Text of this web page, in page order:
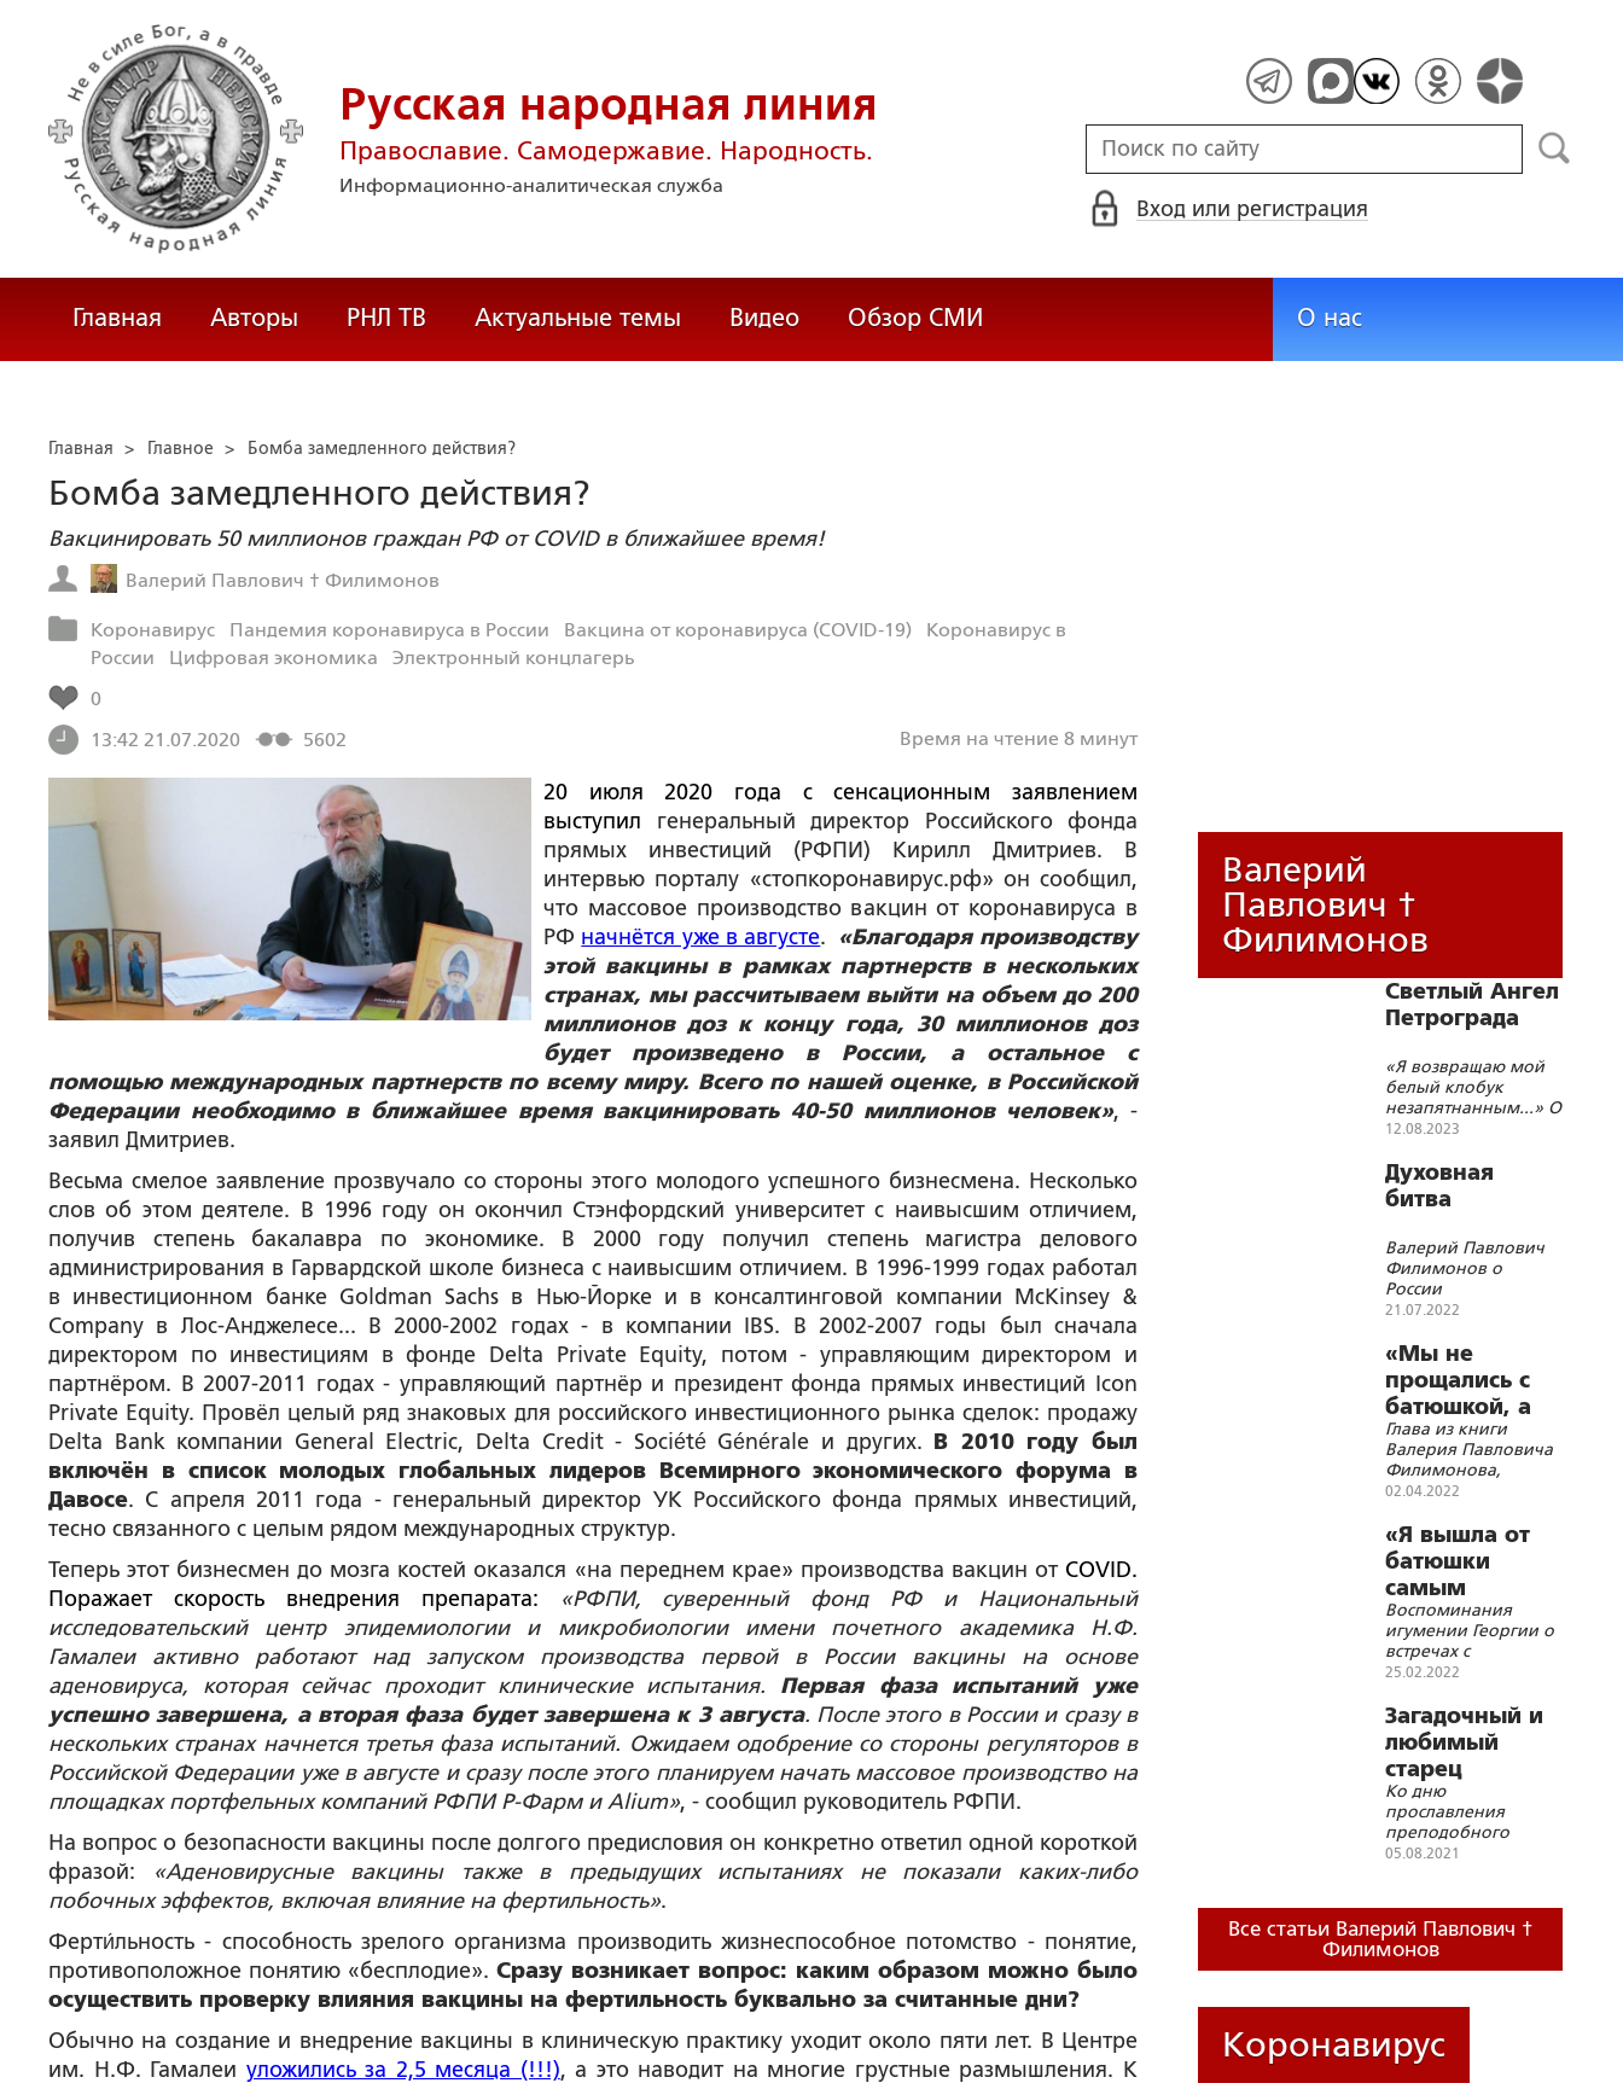
Русская народная линия
Православие. Самодержавие. Народность.
Информационно-аналитическая служба
Вход или регистрация
Главная Авторы РНЛ ТВ Актуальные темы Видео Обзор СМИ О нас
Главная > Главное > Бомба замедленного действия?
Бомба замедленного действия?
Вакцинировать 50 миллионов граждан РФ от COVID в ближайшее время!
Валерий Павлович † Филимонов
Коронавирус Пандемия коронавируса в России Вакцина от коронавируса (COVID-19)
Коронавирус в
России
Цифровая экономика
Электронный концлагерь
0
13:42 21.07.2020
5602 Время на чтение 8 минут
20 июля 2020 года с сенсационным заявлением
выступил генеральный директор Российского фонда
прямых инвестиций (РФПИ) Кирилл Дмитриев. В
интервью порталу «стопкоронавирус.рф» он сообщил,
что массовое производство вакцин от коронавируса в
РФ начнётся уже в августе.
«Благодаря производству
этой вакцины в рамках партнерств в нескольких
странах, мы рассчитываем выйти на объем до 200
миллионов доз к концу года, 30 миллионов доз
будет произведено в России, а остальное с
помощью международных партнерств по всему миру. Всего по нашей оценке, в Российской
Федерации необходимо в ближайшее время вакцинировать 40-50 миллионов человек», -
заявил Дмитриев.
Весьма смелое заявление прозвучало со стороны этого молодого успешного бизнесмена. Несколько
слов об этом деятеле. В 1996 году он окончил Стэнфордский университет с наивысшим отличием,
получив степень бакалавра по экономике. В 2000 году получил степень магистра делового
администрирования в Гарвардской школе бизнеса с наивысшим отличием. В 1996-1999 годах работал
в инвестиционном банке Goldman Sachs в Нью-Йорке и в консалтинговой компании McKinsey &
Company в Лос-Анджелесе... В 2000-2002 годах - в компании IBS. В 2002-2007 годы был сначала
директором по инвестициям в фонде Delta Private Equity, потом - управляющим директором и
партнёром. В 2007-2011 годах - управляющий партнёр и президент фонда прямых инвестиций Icon
Private Equity. Провёл целый ряд знаковых для российского инвестиционного рынка сделок: продажу
Delta Bank компании General Electric, Delta Credit - Société Générale и других.
В 2010 году был
включён в список молодых глобальных лидеров Всемирного экономического форума в
Давосе. С апреля 2011 года - генеральный директор УК Российского фонда прямых инвестиций,
тесно связанного с целым рядом международных структур.
Теперь этот бизнесмен до мозга костей оказался «на переднем крае» производства вакцин от COVID.
Поражает скорость внедрения препарата:
«РФПИ, суверенный фонд РФ и Национальный
исследовательский центр эпидемиологии и микробиологии имени почетного академика Н.Ф.
Гамалеи активно работают над запуском производства первой в России вакцины на основе
аденовируса, которая сейчас проходит клинические испытания. Первая фаза испытаний уже
успешно завершена, а вторая фаза будет завершена к 3 августа. После этого в России и сразу в
нескольких странах начнется третья фаза испытаний. Ожидаем одобрение со стороны регуляторов в
Российской Федерации уже в августе и сразу после этого планируем начать массовое производство на
площадках портфельных компаний РФПИ Р-Фарм и Alium», - сообщил руководитель РФПИ.
На вопрос о безопасности вакцины после долгого предисловия он конкретно ответил одной короткой
фразой:
«Аденовирусные вакцины также в предыдущих испытаниях не показали каких-либо
побочных эффектов, включая влияние на фертильность».
Ферти́льность - способность зрелого организма производить жизнеспособное потомство - понятие,
противоположное понятию «бесплодие». Сразу возникает вопрос: каким образом можно было
осуществить проверку влияния вакцины на фертильность буквально за считанные дни?
Обычно на создание и внедрение вакцины в клиническую практику уходит около пяти лет. В Центре
им. Н.Ф. Гамалеи уложились за 2,5 месяца (!!!), а это наводит на многие грустные размышления. К
Валерий
Павлович †
Филимонов
Светлый Ангел
Петрограда
«Я возвращаю мой
белый клобук
незапятнанным...» О
непостижимых
мученической
кончине
митрополита
Вениамина
12.08.2023
Духовная
битва
Валерий Павлович
Филимонов о
России
21.07.2022
«Мы не
прощались с
батюшкой, а
провожали его
в жизнь
вечную...»
Глава из книги
Валерия Павловича
Филимонова,
посвящённой
Серафиму
Вырицкому
02.04.2022
«Я вышла от
батюшки
самым
счастливым
человеком...»
Воспоминания
игумении Георгии о
встречах с
преподобным
Вырицким
25.02.2022
Загадочный и
любимый
старец
Ко дню
прославления
преподобного
Феодосия
05.08.2021
Все статьи Валерий Павлович †
Филимонов
Коронавирус